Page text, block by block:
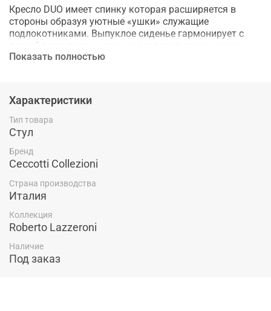
Кресло DUO имеет спинку которая расширяется в
стороны образуя уютные «ушки» служащие
подлокотниками. Выпуклое сиденье гармонирует с
легкой вогнутостью спинки создавая динамичные
формы. Обивка выполнена из кожи Pelle Frau® или
Показать полностью
Характеристики
Тип товара
Стул
Бренд
Ceccotti Collezioni
Страна производства
Италия
Коллекция
Roberto Lazzeroni
Наличие
Под заказ